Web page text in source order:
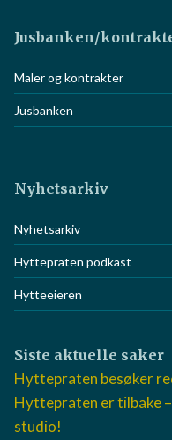
Jusbanken/
Maler og kontrakter
Jusbanken
Nyhetsarkiv
Nyhetsarkiv
Hyttepraten podkast
Hytteeieren
Siste aktuelle saker
Hyttepraten besøker
Hyttepraten er tilbake
studio!